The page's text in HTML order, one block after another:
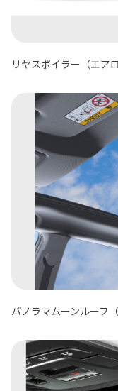
リヤスポイラー（エア
パノラマムーンルーフ